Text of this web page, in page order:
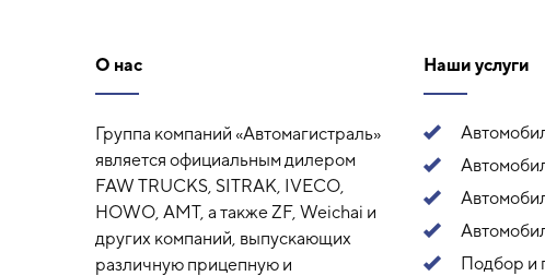
О нас
Группа компаний «Автомагистраль»
является официальным дилером
FAW TRUCKS, SITRAK, IVECO,
HOWO, AMT, а также ZF, Weichai и
других компаний, выпускающих
различную прицепную и
Наши услуги
Подбор и